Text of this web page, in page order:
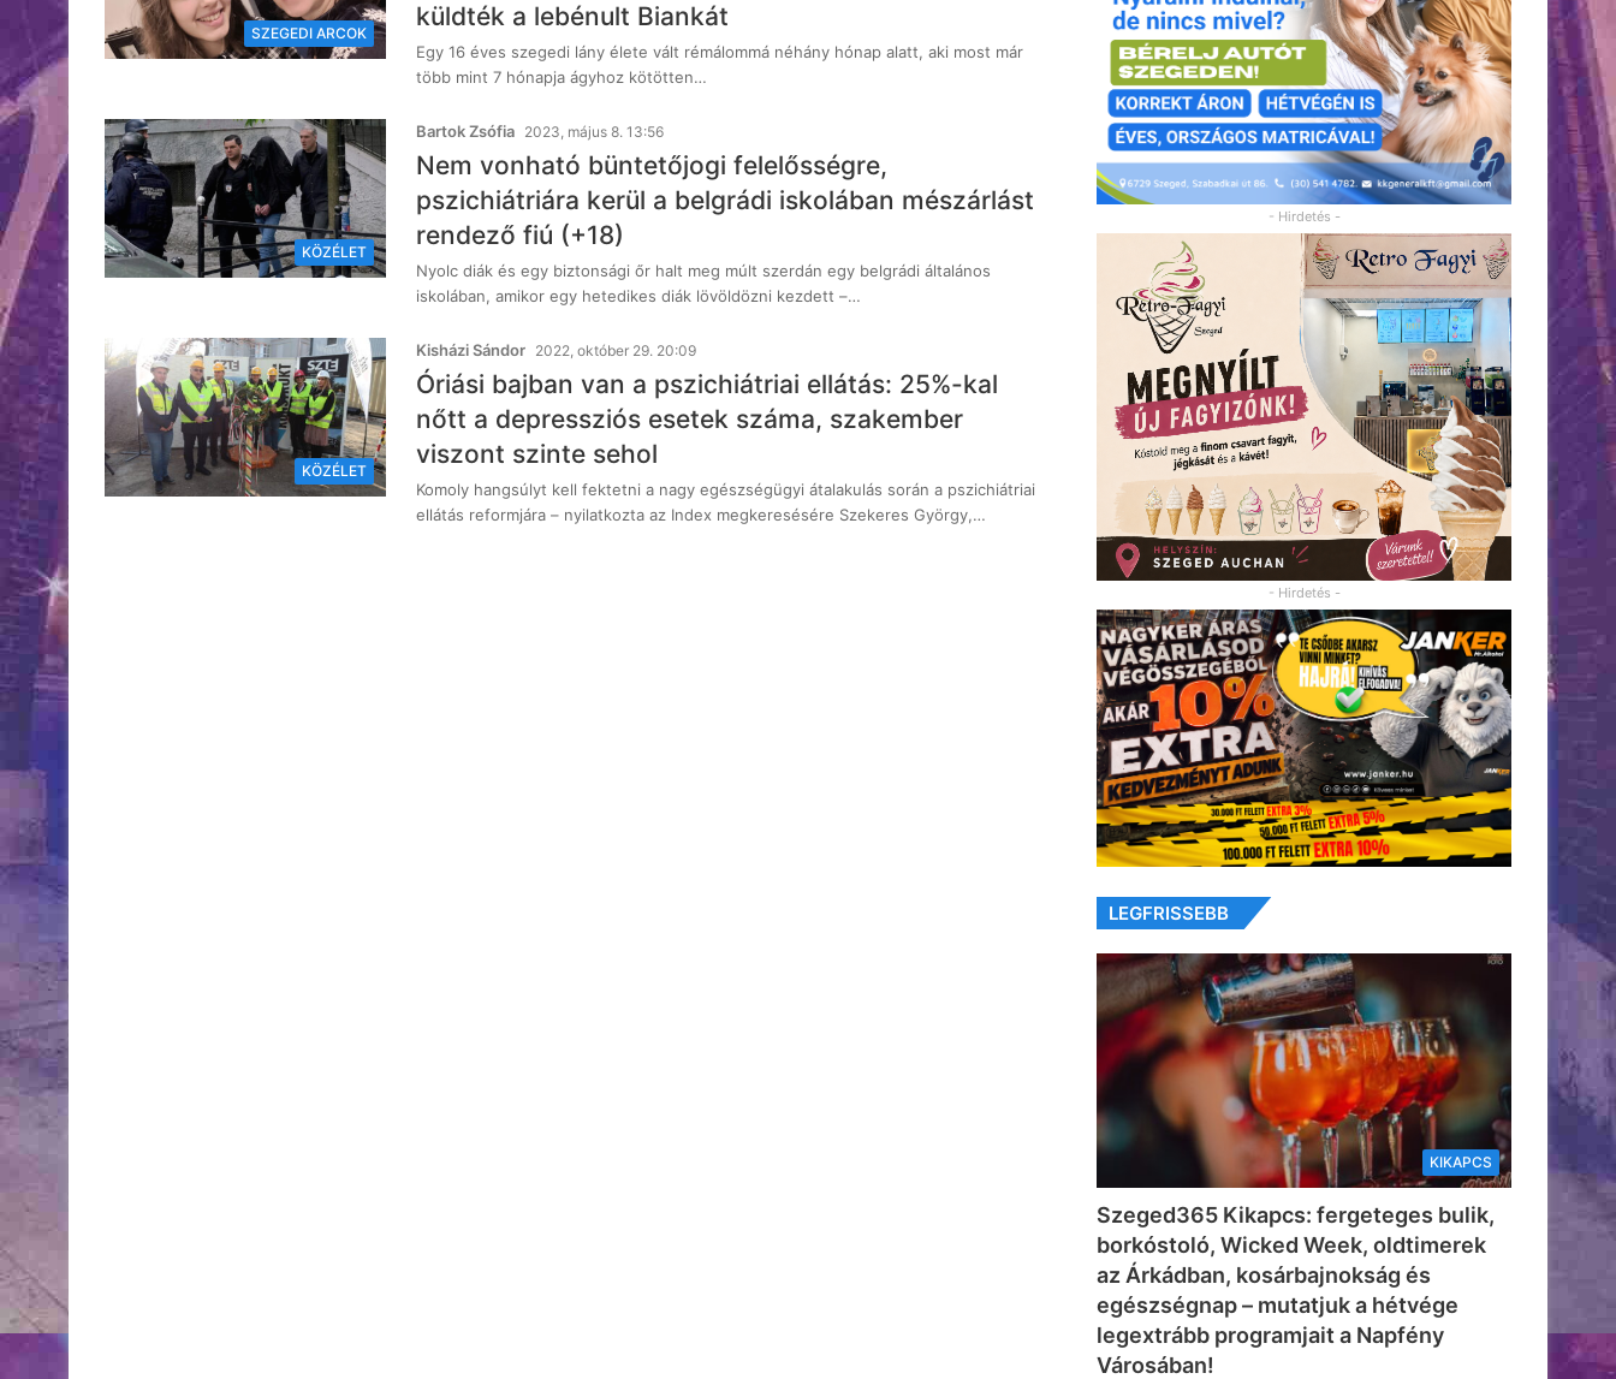
SZEGEDI ARCOK
küldték a lebénult Biankát
Egy 16 éves szegedi lány élete vált rémálommá néhány hónap alatt, aki most már
több mint 7 hónapja ágyhoz kötötten…
KÖZÉLET
Bartok Zsófia 2023, május 8. 13:56
Nem vonható büntetőjogi felelősségre,
pszichiátriára kerül a belgrádi iskolában mészárlást
rendező fiú (+18)
Nyolc diák és egy biztonsági őr halt meg múlt szerdán egy belgrádi általános
iskolában, amikor egy hetedikes diák lövöldözni kezdett –…
KÖZÉLET
Kisházi Sándor 2022, október 29. 20:09
Óriási bajban van a pszichiátriai ellátás: 25%-kal
nőtt a depressziós esetek száma, szakember
viszont szinte sehol
Komoly hangsúlyt kell fektetni a nagy egészségügyi átalakulás során a pszichiátriai
ellátás reformjára – nyilatkozta az Index megkeresésére Szekeres György,…
- Hirdetés -
- Hirdetés -
LEGFRISSEBB
KIKAPCS
Szeged365 Kikapcs: fergeteges bulik,
borkóstoló, Wicked Week, oldtimerek
az Árkádban, kosárbajnokság és
egészségnap – mutatjuk a hétvége
legextrább programjait a Napfény
Városában!